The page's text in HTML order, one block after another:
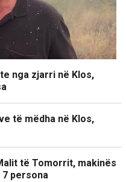
nga zjarri në Klos,
të mëdha në Klos,
të Tomorrit, makinës
7 persona